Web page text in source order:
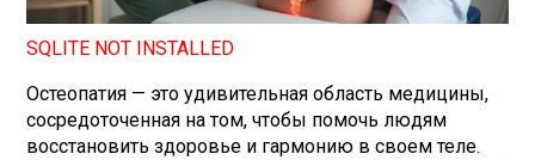
SQLITE NOT INSTALLED
Остеопатия — это удивительная область медицины,
сосредоточенная на том, чтобы помочь людям
восстановить здоровье и гармонию в своем теле.